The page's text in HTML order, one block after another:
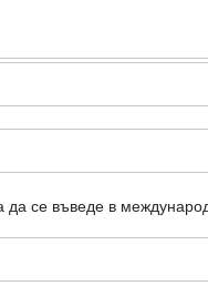
се въведе в